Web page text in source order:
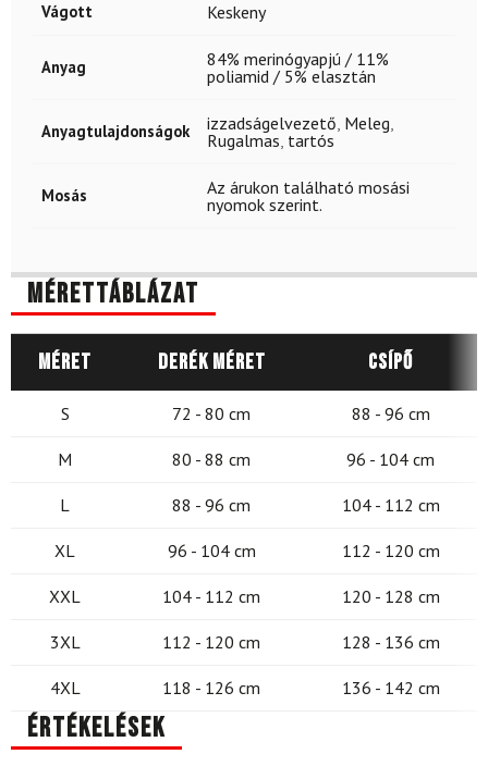
Vágott Keskeny
Anyag
84% merinógyapjú / 11%
poliamid / 5% elasztán
Anyagtulajdonságok izzadságelvezető, Meleg,
Rugalmas, tartós
Mosás
Az árukon található mosási
nyomok szerint.
Mérettáblázat
Méret Derék méret Csípő
S 72 - 80 cm 88 - 96 cm
M 80 - 88 cm 96 - 104 cm
L 88 - 96 cm 104 - 112 cm
XL 96 - 104 cm 112 - 120 cm
XXL 104 - 112 cm 120 - 128 cm
3XL 112 - 120 cm 128 - 136 cm
4XL 118 - 126 cm 136 - 142 cm
Értékelések